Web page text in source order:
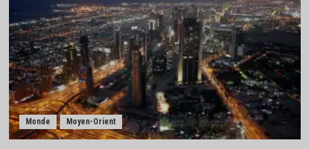
Monde Moyen-Orient